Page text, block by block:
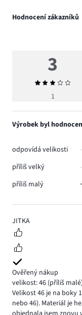
Hodnocení zákazníků
3
JITKA
Ověřený nákup
velikost: 46 (příliš malé)
Velikost 46 je na boky
nebo 46). Materiál je
3
Průměrné
hodnocení
1
Výrobek byl
odpovídá velikosti
příliš velký
příliš malý